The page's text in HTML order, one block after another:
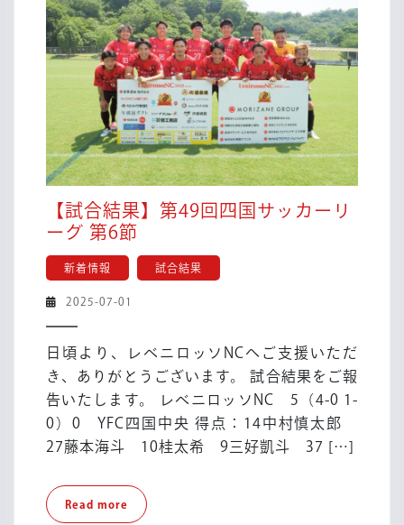
【試合結果】第49回四国サッカーリ
ーグ 第6節
合
結
回
四
国
サ
ッ
ー
リ
新着情報 試合結果
2025-07-01
日頃より、レベニロッソNCへご支援いただ
き、ありがとうございます。 試合結果をご報
告いたします。 レベニロッソNC 5（4-0 1-
0）0 YFC四国中央 得点：14中村慎太郎
27藤本海斗 10桂太希 9三好凱斗 37 […]
Read more Read
more